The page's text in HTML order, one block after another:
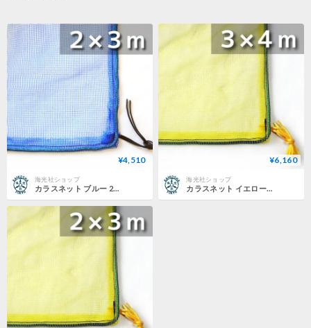
¥4,510
海光社ショップ
カラスネット ブルー 2×3m
¥6,160
海光社ショップ
カラスネット イエロー 3×4m